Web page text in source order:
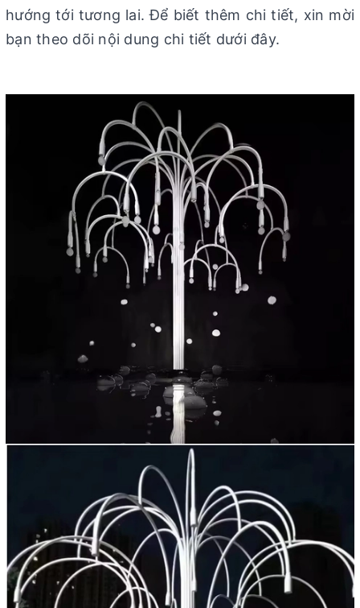
hướng tới tương lai. Để biết thêm chi tiết, xin mời
bạn theo dõi nội dung chi tiết dưới đây.